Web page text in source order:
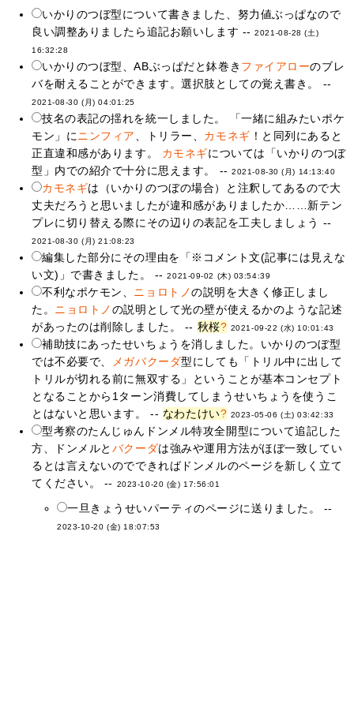
いかりのつぼ型について書きました、努力値ぶっぱなので
良い調整ありましたら追記お願いします --2021-08-28 (土)
16:32:28
いかりのつぼ型、ABぶっぱだと鉢巻き ファイアローのブレ
バを耐えることができます。選択肢としての覚え書き。 --
2021-08-30 (月) 04:01:25
技名の表記の揺れを統一しました。 「一緒に組みたいポケ
モン」にニンフィア 、トリラー、 カモネギ ！と同列にあると
正直違和感があります。 カモネギについては「いかりのつぼ
型」内での紹介で十分に思えます。 --2021-08-30 (月) 14:13:40
カモネギは（いかりのつぼの場合）と注釈してあるので大
丈夫だろうと思いましたが違和感がありましたか……新テン
プレに切り替える際にその辺りの表記を工夫しましょう --
2021-08-30 (月) 21:08:23
編集した部分にその理由を「※コメント文(記事には見えな
い文)」で書きました。 --2021-09-02 (木) 03:54:39
不利なポケモン、 ニョロトノの説明を大きく修正しまし
た。 ニョロトノ の説明として光の壁が使えるかのような記述
があったのは削除しました。 -- 秋桜? 2021-09-22 (水) 10:01:43
補助技にあったせいちょうを消しました。いかりのつぼ型
では不必要で、
メガバクーダ型にしても「トリル中に出して
トリルが切れる前に無双する」ということが基本コンセプト
となることから1ターン消費してしまうせいちょうを使うこ
とはないと思います。 -- なわたけい? 2023-05-06 (土) 03:42:33
型考察のたんじゅんドンメル特攻全開型について追記した
方、ドンメルと バクーダは強みや運用方法がほぼ一致してい
るとは言えないのでできればドンメルのページを新しく立て
てください。 --
2023-10-20 (金) 17:56:01
一旦きょうせいパーティのページに送りました。 --
2023-10-20 (金) 18:07:53